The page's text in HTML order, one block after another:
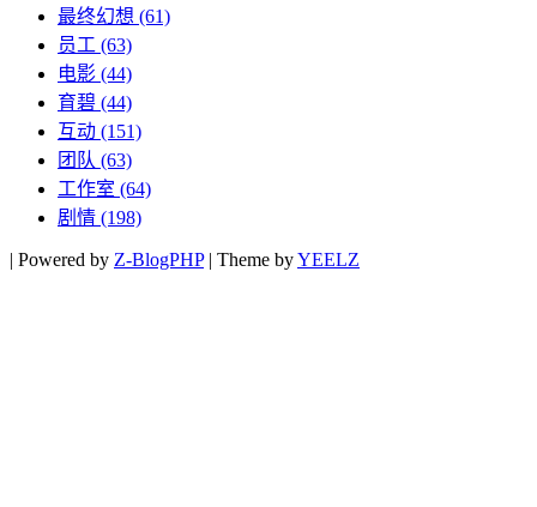
最终幻想 (61)
员工 (63)
电影 (44)
育碧 (44)
互动 (151)
团队 (63)
工作室 (64)
剧情 (198)
| Powered by Z-BlogPHP | Theme byYEELZ